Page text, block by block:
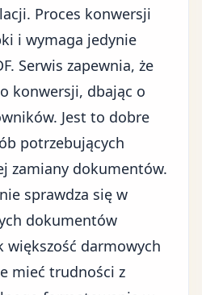
Proces konwersji
i wymaga jedynie
Serwis zapewnia, że
konwersji, dbając o
Jest to dobre
potrzebujących
zamiany dokumentów.
sprawdza się w
dokumentów
większość darmowych
mieć trudności z